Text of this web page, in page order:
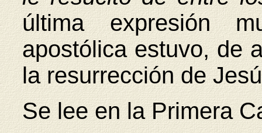
última expresión
apostólica estuvo, de
la resurrección de
Se lee en la Primera